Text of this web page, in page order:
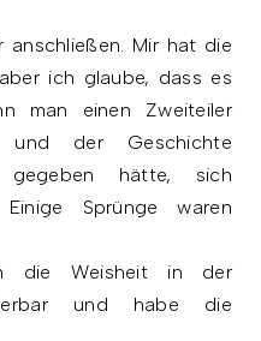
anschließen. Mir hat die
ich glaube, dass es
man einen Zweiteiler
der Geschichte
gegeben hätte, sich
Sprünge waren
die Weisheit in der
und habe die